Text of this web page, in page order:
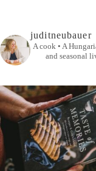
juditneubauer
A cook • A
and seasonal